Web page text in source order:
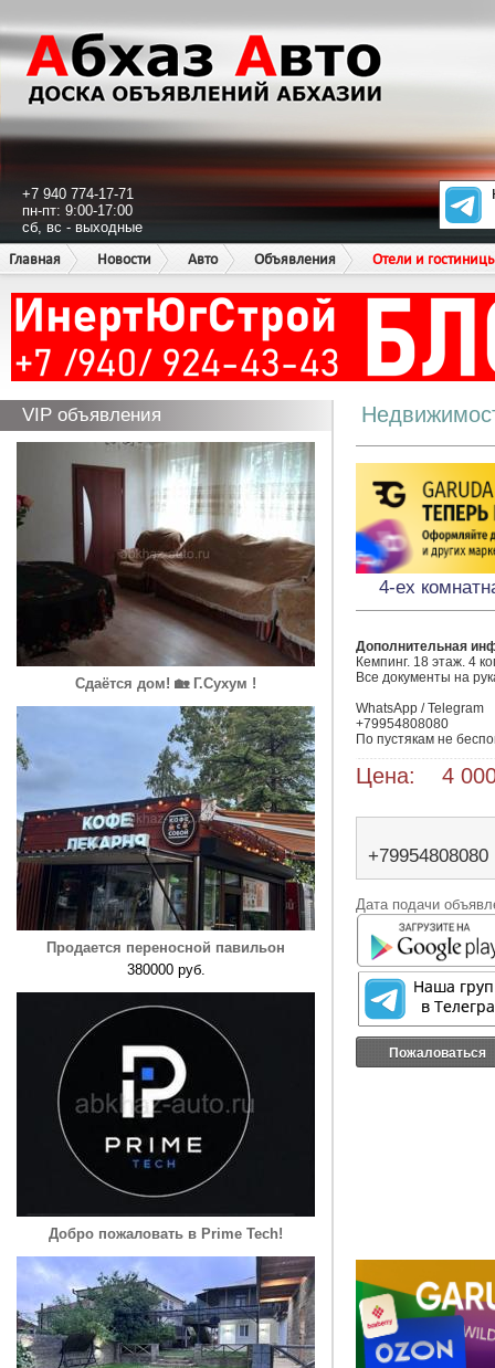
+7 940 774-17-71
пн-пт: 9:00-17:00
сб, вс - выходные
Главная
Новости Авто Объявления Отели и
VIP объявления
Сдаётся дом! 🏡 Г.Сухум !
Продается переносной павильон
380000 руб.
Добро пожаловать в Prime Tech!
4-ех
Дополнительная
Кемпинг. 18 этаж. 4
Все документы на
WhatsApp / Telegram
+79954808080
По пустякам не
Цена: 4 000
+79954808080
Дата подачи
Пожаловаться